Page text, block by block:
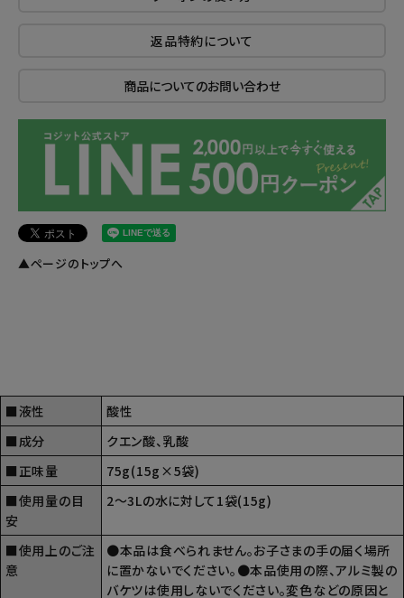
返品特約について
商品についてのお問い合わせ
▲ページのトップへ
■液性
酸性
■成分
クエン酸、乳酸
■正味量
75g(15g×5袋)
■使用量の目
安
2～3Lの水に対して1袋(15g)
■使用上のご注
意
●本品は食べられません。お子さまの手の届く場所
に置かないでください。●本品使用の際、アルミ製の
バケツは使用しないでください。変色などの原因と